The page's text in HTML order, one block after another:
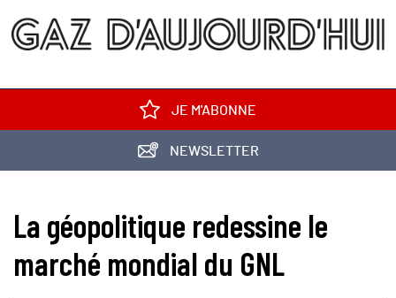
JE M'ABONNE
NEWSLETTER
La géopolitique redessine le
marché mondial du GNL